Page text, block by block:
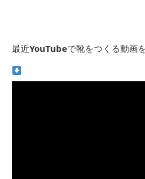
最近YouTubeで靴をつくる動画